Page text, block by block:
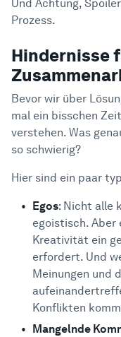
Und Achtung,
Prozess.
Hindernisse
Bevor wir über
mal ein bisschen
verstehen. Was
so schwierig?
Hier sind ein paar
Egos: Nicht alle
egoistisch.
Kreativität ein
erfordert. Und
Meinungen und
Konflikten
Mangelnde